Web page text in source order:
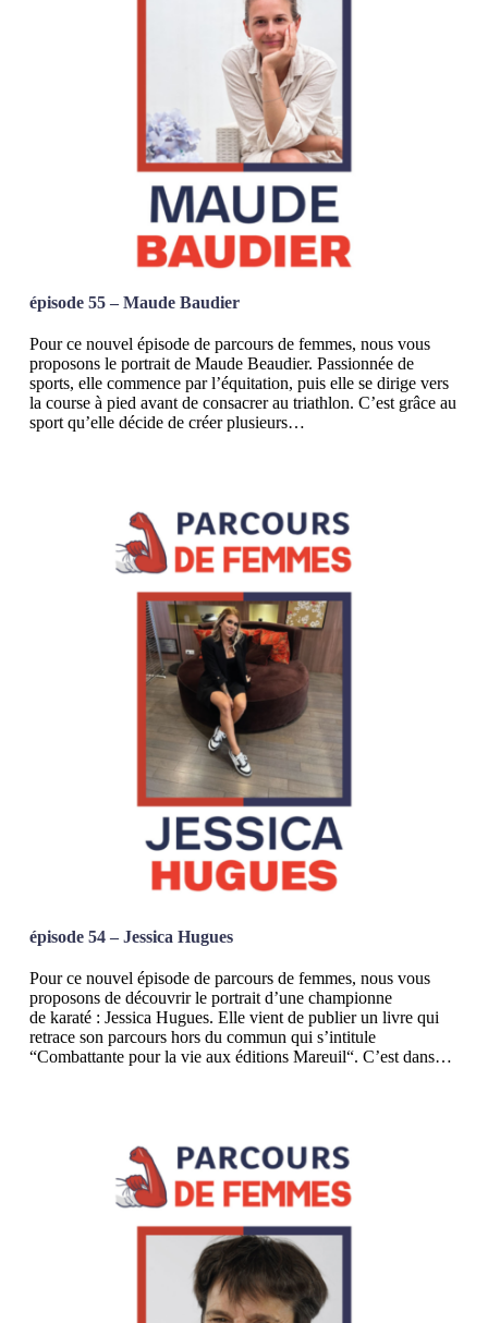
épisode 55 – Maude Baudier
Pour ce nouvel épisode de parcours de femmes, nous vous
proposons le portrait de Maude Beaudier. Passionnée de
sports, elle commence par l’équitation, puis elle se dirige vers
la course à pied avant de consacrer au triathlon. C’est grâce au
sport qu’elle décide de créer plusieurs…
épisode 54 – Jessica Hugues
Pour ce nouvel épisode de parcours de femmes, nous vous
proposons de découvrir le portrait d’une championne
de karaté : Jessica Hugues. Elle vient de publier un livre qui
retrace son parcours hors du commun qui s’intitule
“Combattante pour la vie aux éditions Mareuil“. C’est dans…